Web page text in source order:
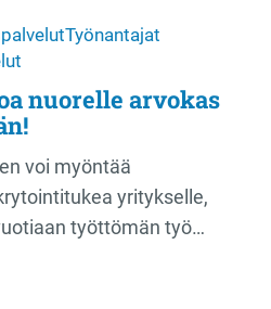
Työnantajat
nuorelle arvokas
voi myöntää
yritykselle,
työttömän työ…